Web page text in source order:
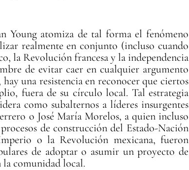
Young atomiza de tal forma el fenómeno
realmente en conjunto (incluso cuando
la Revolución francesa y la independencia
de evitar caer en cualquier argumento
una resistencia en reconocer que ciertos
fuera de su círculo local. Tal estrategia
como subalternos a líderes insurgentes
o José María Morelos, a quien incluso
de construcción del Estado-Nación
o la Revolución mexicana, fueron
de adoptar o asumir un proyecto de
la comunidad local.